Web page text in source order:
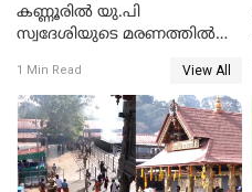
കണ്ണൂരിൽ യു.പി
സ്വദേശിയുടെ മരണത്തിൽ
കേസ്; തർക്കമുണ്ടായത്
ഫേഷ്യലിന് 300 രൂപ
ആവശ്യപ്പെട്ടതിനെച്ചൊല്ലി
1 Min Read View All